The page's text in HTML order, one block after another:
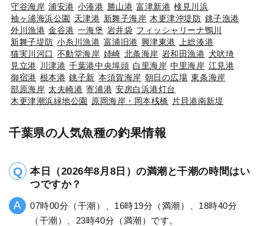
守谷海岸 浦安港 小湊港 勝山港 富津新港 検見川浜
袖ヶ浦海浜公園 天津港 新舞子海岸 木更津沖堤防 銚子漁港
外川漁港 金谷港 一海堡 岩井袋 フィッシャリーナ鴨川
新舞子堤防 小糸川漁港 富浦旧港 興津東港
上総湊港
猫実川河口 不動堂海岸 姉崎 北条海岸 岩和田漁港 犬吠埼
見立港
川津港 千葉港中央埠頭 白里海岸 中里海岸 江見港
御宿港 根本港 銚子新 本須賀海岸 朝日の広場 東条海岸
部原海岸 太夫崎港 寄浦港 安房白浜港灯台
木更津潮浜緑地公園
原岡海岸・岡本桟橋 片貝港南新堤
千葉県の人気魚種の釣果情報
本日（2026年8月8日）の満潮と干潮の時間はい
つですか？
07時00分（干潮）、16時19分（満潮）、18時40分
（干潮）、23時40分（満潮）です。